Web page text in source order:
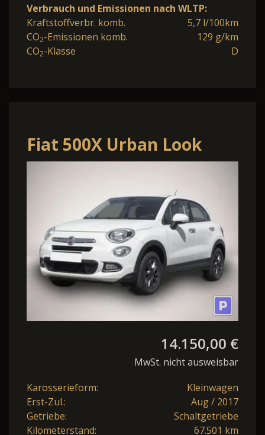
Verbrauch und Emissionen nach WLTP:
Kraftstoffverbr. komb.
5,7 l/100km
CO2-Emissionen komb.
129 g/km
CO2-Klasse D
Fiat 500X Urban Look
Dyn. Kurvenlicht
Mehrzonenklima
14.150,00 €
MwSt. nicht ausweisbar
Karosserieform:
Kleinwagen
Erst-Zul.:
Aug / 2017
Getriebe:
Schaltgetriebe
Kilometerstand:
67.501 km